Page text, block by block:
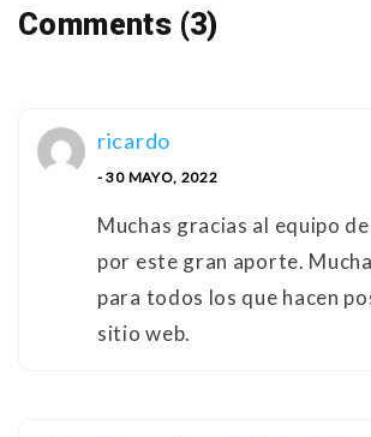
Comments (3)
ricardo
- 30 MAYO, 2022
Muchas gracias al equipo
por este gran aporte.
para todos los que hacen
sitio web.